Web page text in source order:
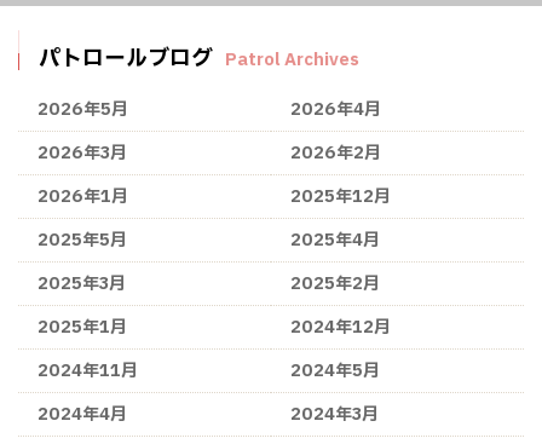
パトロールブログ Patrol Archives
2026年5月
2026年4月
2026年3月
2026年2月
2026年1月
2025年12月
2025年5月
2025年4月
2025年3月
2025年2月
2025年1月
2024年12月
2024年11月
2024年5月
2024年4月
2024年3月